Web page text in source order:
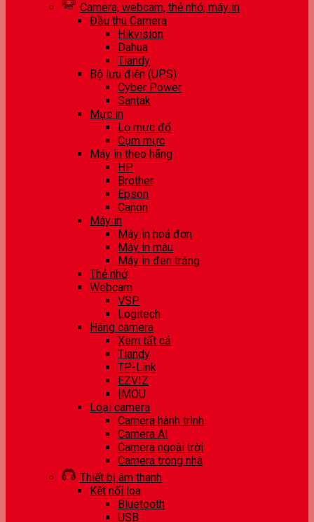
Camera, webcam, thẻ nhớ, máy in
Đầu thu Camera
Hikvision
Dahua
Tiandy
Bộ lưu điện (UPS)
Cyber Power
Santak
Mực in
Lọ mực đổ
Cụm mực
Máy in theo hãng
HP
Brother
Epson
Canon
Máy in
Máy in hoá đơn
Máy in màu
Máy in đen trắng
Thẻ nhớ
Webcam
VSP
Logitech
Hãng camera
Xem tất cả
Tiandy
TP-Link
EZVIZ
IMOU
Loại camera
Camera hành trình
Camera AI
Camera ngoài trời
Camera trong nhà
Thiết bị âm thanh
Kết nối loa
Bluetooth
USB